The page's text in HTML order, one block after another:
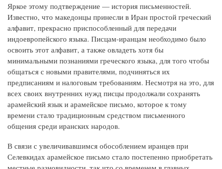
Яркое этому подтверждение — история письменностей.
Известно, что македонцы принесли в Иран простой греческий
алфавит, прекрасно приспособленный для передачи
индоевропейского языка. Писцам-иранцам необходимо было
освоить этот алфавит, а также овладеть хотя бы
минимальными познаниями греческого языка, для того чтобы
общаться с новыми правителями, подчиняться их
предписаниям и налоговым требованиям. Несмотря на это, для
всех своих внутренних нужд писцы продолжали сохранять
арамейский язык и арамейское письмо, которое к тому
времени стало традиционным средством письменного
общения среди иранских народов.
В связи с увеличивавшимся обособлением иранцев при
Селевкидах арамейское письмо стало постепенно приобретать